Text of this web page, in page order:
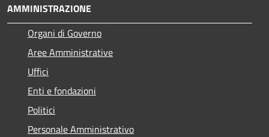
AMMINISTRAZIONE
Organi di Governo
Aree Amministrative
Uffici
Enti e fondazioni
Politici
Personale Amministrativo